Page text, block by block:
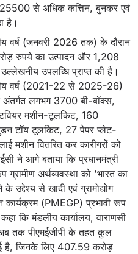
से अधिक कत्तिन, बुनकर एवं
है।
वर्ष (जनवरी 2026 तक) के दौरान
रुपये का उत्पादन और 1,208
उपलब्धि प्राप्त की है।
वर्ष (2021-22 से 2025-26)
अंतर्गत लगभग 3700 बी-बॉक्स,
मशीन-टूलकिट, 160
टॉय टूलकिट, 27 पेपर प्लेट-
मशीन वितरित कर कारीगरों को
ने आगे बताया कि प्रधानमंत्री
ग्रामीण अर्थव्यवस्था को 'भारत का
से खादी एवं ग्रामोद्योग
कार्यक्रम (PMEGP) प्रभावी रूप
कि मंडलीय कार्यालय, वाराणसी
तक पीएमईजीपी के तहत कुल
है, जिनके लिए 407.59 करोड़